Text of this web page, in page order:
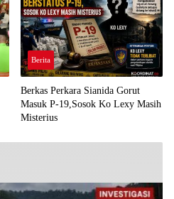
Berita
Berkas Perkara Sianida Gorut
Masuk P-19,Sosok Ko Lexy Masih
Misterius